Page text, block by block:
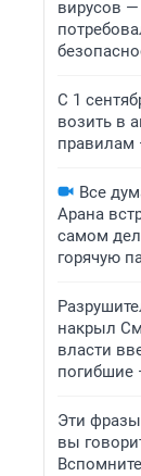
вирусов
С 1
возить в
правилам
Все
Арана
самом
горячую
накрыл
власти
погибшие
Эти фразы
вы